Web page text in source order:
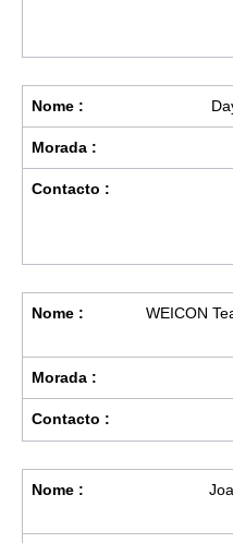
Nome :
Morada :
Contacto :
Nome :
WEICON
Morada :
Contacto :
Nome :